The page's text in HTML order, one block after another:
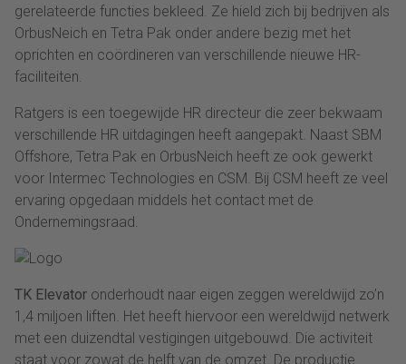
gerelateerde functies bekleed. Ze hield zich bij bedrijven als
OrbusNeich en Tetra Pak onder andere bezig met het
oprichten en coördineren van verschillende nieuwe HR-
faciliteiten.
Ratgers is een toegewijde HR directeur die zeer bekwaam
verschillende HR uitdagingen heeft aangepakt. Naast SBM
Offshore, Tetra Pak en OrbusNeich heeft ze ook gewerkt
voor Intermec Technologies en CSM. Bij CSM heeft ze veel
ervaring opgedaan middels het contact met de
Ondernemingsraad.
TK Elevator onderhoudt naar eigen zeggen wereldwijd zo’n
1,4 miljoen liften. Het heeft hiervoor een wereldwijd netwerk
met een duizendtal vestigingen uitgebouwd. Die activiteit
staat voor zowat de helft van de omzet. De productie